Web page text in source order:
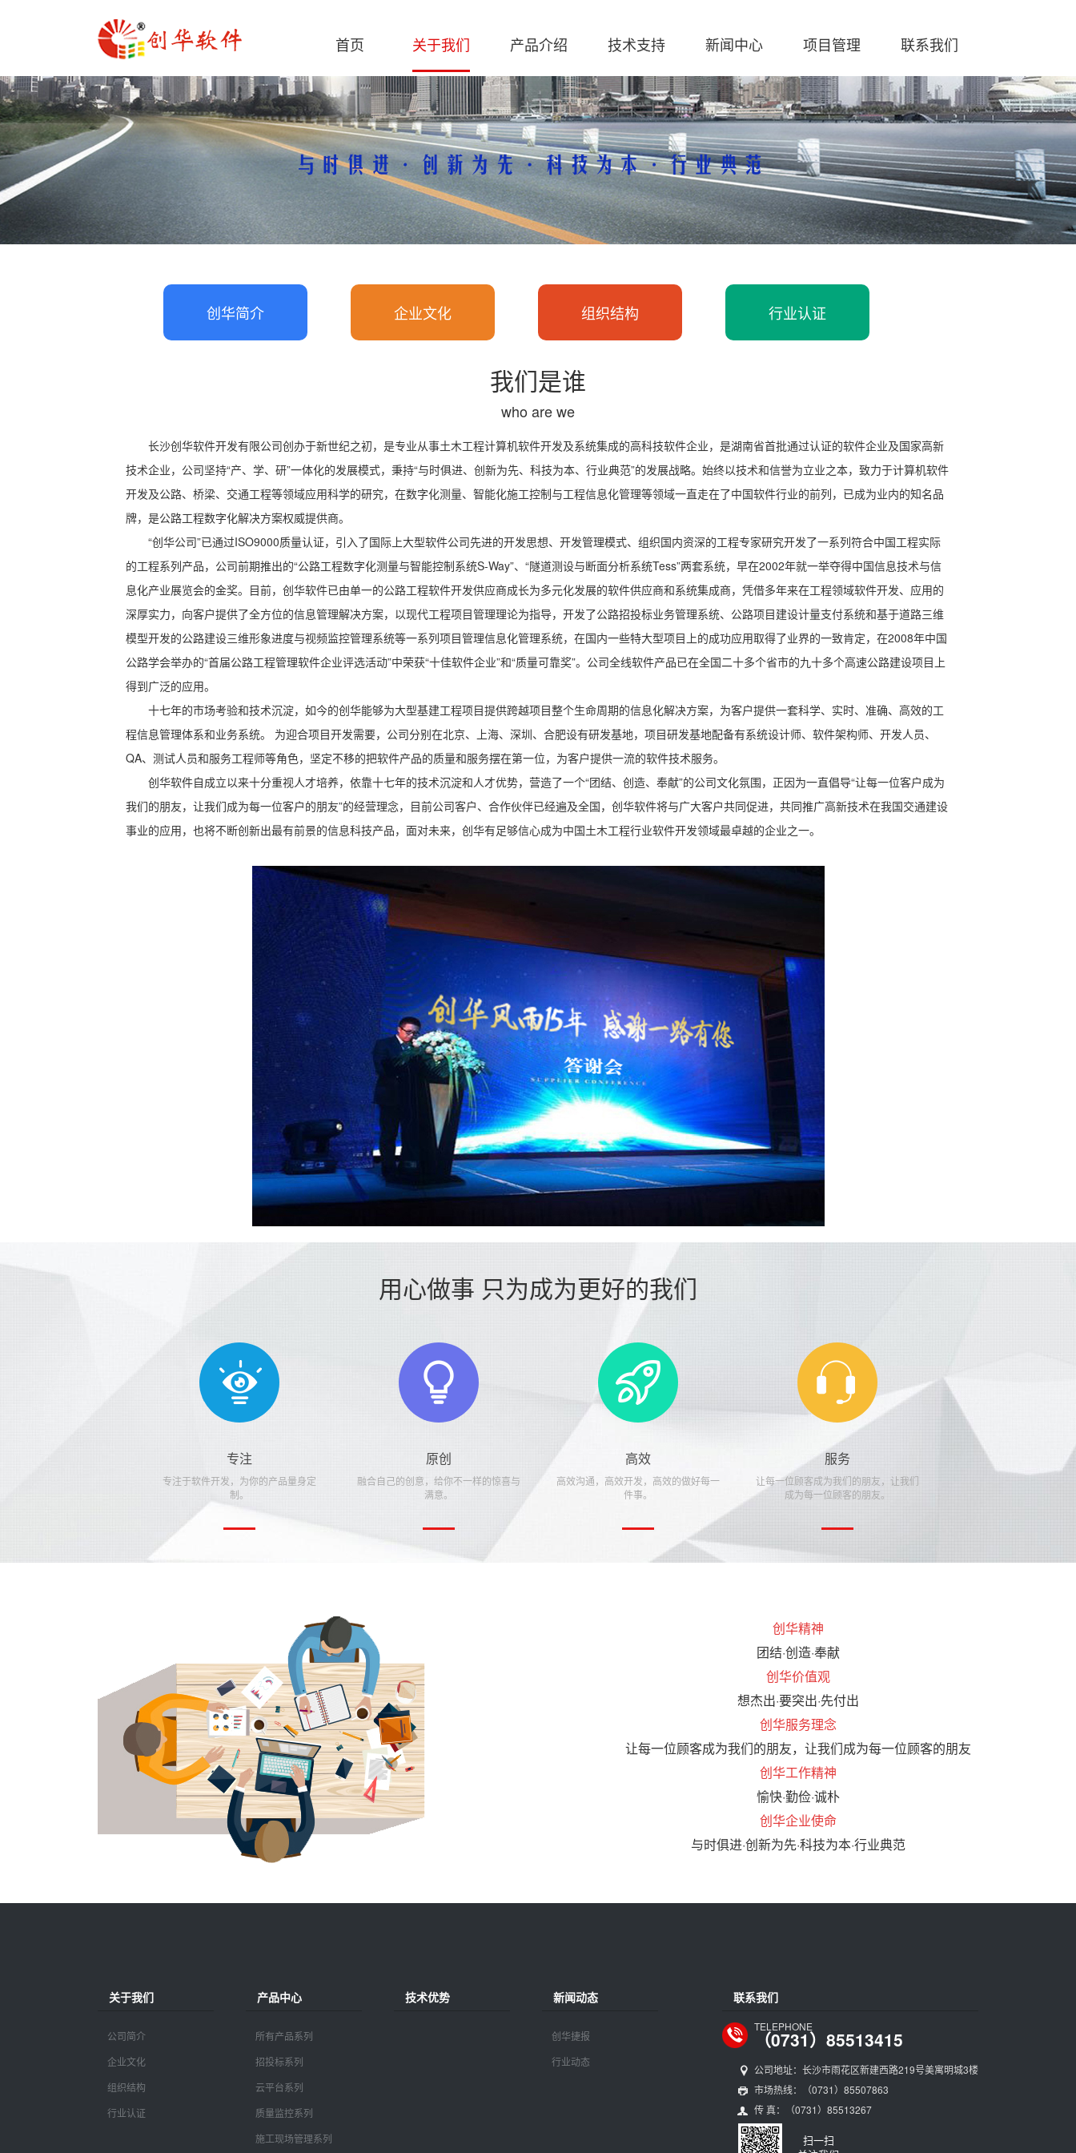
首页 关于我们 产品介绍 技术支持
软件下载 解决方案 服务热线
新闻中心
创华捷报 行业动态
项目管理 联系我们
创华简介 企业文化 组织结构 行业认证
我们是谁
who are we
长沙创华软件开发有限公司创办于新世纪之初，是专业从事土木工程计算机软件开发及系统集成的高科技软件企业，是湖南省首批通过认证的软件企业及国家高新
技术企业，公司坚持“产、学、研”一体化的发展模式，秉持“与时俱进、创新为先、科技为本、行业典范”的发展战略。始终以技术和信誉为立业之本，致力于计算机软件
开发及公路、桥梁、交通工程等领域应用科学的研究，在数字化测量、智能化施工控制与工程信息化管理等领域一直走在了中国软件行业的前列，已成为业内的知名品
牌，是公路工程数字化解决方案权威提供商。
“创华公司”已通过ISO9000质量认证，引入了国际上大型软件公司先进的开发思想、开发管理模式、组织国内资深的工程专家研究开发了一系列符合中国工程实际
的工程系列产品，公司前期推出的“公路工程数字化测量与智能控制系统S-Way”、“隧道测设与断面分析系统Tess”两套系统，早在2002年就一举夺得中国信息技术与信
息化产业展览会的金奖。目前，创华软件已由单一的公路工程软件开发供应商成长为多元化发展的软件供应商和系统集成商，凭借多年来在工程领域软件开发、应用的
深厚实力，向客户提供了全方位的信息管理解决方案，以现代工程项目管理理论为指导，开发了公路招投标业务管理系统、公路项目建设计量支付系统和基于道路三维
模型开发的公路建设三维形象进度与视频监控管理系统等一系列项目管理信息化管理系统，在国内一些特大型项目上的成功应用取得了业界的一致肯定，在2008年中国
公路学会举办的“首届公路工程管理软件企业评选活动”中荣获“十佳软件企业”和“质量可靠奖”。公司全线软件产品已在全国二十多个省市的九十多个高速公路建设项目上
得到广泛的应用。
十七年的市场考验和技术沉淀，如今的创华能够为大型基建工程项目提供跨越项目整个生命周期的信息化解决方案，为客户提供一套科学、实时、准确、高效的工
程信息管理体系和业务系统。 为迎合项目开发需要，公司分别在北京、上海、深圳、合肥设有研发基地，项目研发基地配备有系统设计师、软件架构师、开发人员、
QA、测试人员和服务工程师等角色，坚定不移的把软件产品的质量和服务摆在第一位，为客户提供一流的软件技术服务。
创华软件自成立以来十分重视人才培养，依靠十七年的技术沉淀和人才优势，营造了一个“团结、创造、奉献”的公司文化氛围，正因为一直倡导“让每一位客户成为
我们的朋友，让我们成为每一位客户的朋友”的经营理念，目前公司客户、合作伙伴已经遍及全国，创华软件将与广大客户共同促进，共同推广高新技术在我国交通建设
事业的应用，也将不断创新出最有前景的信息科技产品，面对未来，创华有足够信心成为中国土木工程行业软件开发领域最卓越的企业之一。
用心做事 只为成为更好的我们
专注
专注于软件开发，为你的产品量身定
制。
原创
融合自己的创意，给你不一样的惊喜与
满意。
高效
高效沟通，高效开发，高效的做好每一
件事。
服务
让每一位顾客成为我们的朋友，让我们
成为每一位顾客的朋友。
创华精神
团结·创造·奉献
创华价值观
想杰出·要突出·先付出
创华服务理念
让每一位顾客成为我们的朋友，让我们成为每一位顾客的朋友
创华工作精神
愉快·勤俭·诚朴
创华企业使命
与时俱进·创新为先·科技为本·行业典范
关于我们
公司简介
企业文化
组织结构
行业认证
产品中心
所有产品系列
招投标系列
云平台系列
质量监控系列
施工现场管理系列
技术优势 新闻动态
创华捷报
行业动态
联系我们
TELEPHONE
（0731）85513415
公司地址：长沙市雨花区新建西路219号美寓明城3楼
市场热线：（0731）85507863
传 真：（0731）85513267
扫一扫